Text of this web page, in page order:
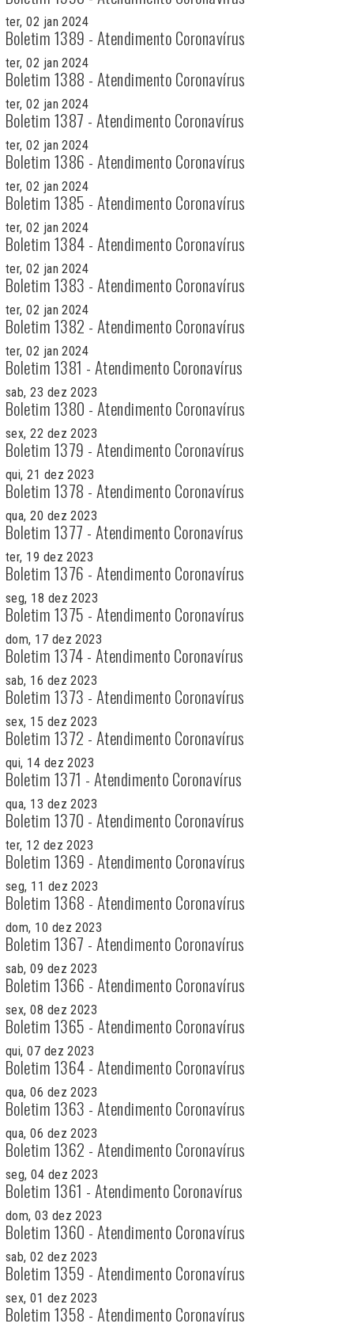
ter, 02 jan 2024
Boletim 1389 - Atendimento Coronavírus
ter, 02 jan 2024
Boletim 1388 - Atendimento Coronavírus
ter, 02 jan 2024
Boletim 1387 - Atendimento Coronavírus
ter, 02 jan 2024
Boletim 1386 - Atendimento Coronavírus
ter, 02 jan 2024
Boletim 1385 - Atendimento Coronavírus
ter, 02 jan 2024
Boletim 1384 - Atendimento Coronavírus
ter, 02 jan 2024
Boletim 1383 - Atendimento Coronavírus
ter, 02 jan 2024
Boletim 1382 - Atendimento Coronavírus
ter, 02 jan 2024
Boletim 1381 - Atendimento Coronavírus
sab, 23 dez 2023
Boletim 1380 - Atendimento Coronavírus
sex, 22 dez 2023
Boletim 1379 - Atendimento Coronavírus
qui, 21 dez 2023
Boletim 1378 - Atendimento Coronavírus
qua, 20 dez 2023
Boletim 1377 - Atendimento Coronavírus
ter, 19 dez 2023
Boletim 1376 - Atendimento Coronavírus
seg, 18 dez 2023
Boletim 1375 - Atendimento Coronavírus
dom, 17 dez 2023
Boletim 1374 - Atendimento Coronavírus
sab, 16 dez 2023
Boletim 1373 - Atendimento Coronavírus
sex, 15 dez 2023
Boletim 1372 - Atendimento Coronavírus
qui, 14 dez 2023
Boletim 1371 - Atendimento Coronavírus
qua, 13 dez 2023
Boletim 1370 - Atendimento Coronavírus
ter, 12 dez 2023
Boletim 1369 - Atendimento Coronavírus
seg, 11 dez 2023
Boletim 1368 - Atendimento Coronavírus
dom, 10 dez 2023
Boletim 1367 - Atendimento Coronavírus
sab, 09 dez 2023
Boletim 1366 - Atendimento Coronavírus
sex, 08 dez 2023
Boletim 1365 - Atendimento Coronavírus
qui, 07 dez 2023
Boletim 1364 - Atendimento Coronavírus
qua, 06 dez 2023
Boletim 1363 - Atendimento Coronavírus
qua, 06 dez 2023
Boletim 1362 - Atendimento Coronavírus
seg, 04 dez 2023
Boletim 1361 - Atendimento Coronavírus
dom, 03 dez 2023
Boletim 1360 - Atendimento Coronavírus
sab, 02 dez 2023
Boletim 1359 - Atendimento Coronavírus
sex, 01 dez 2023
Boletim 1358 - Atendimento Coronavírus